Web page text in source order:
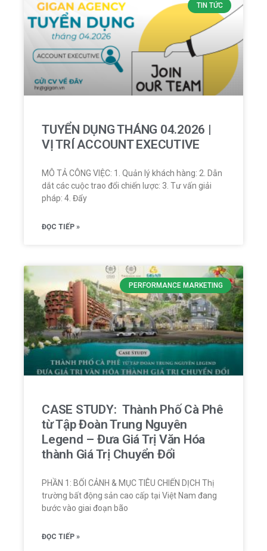
TIN TỨC
TUYỂN DỤNG THÁNG 04.2026 |
VỊ TRÍ ACCOUNT EXECUTIVE
MÔ TẢ CÔNG VIỆC: 1. Quản lý khách hàng: 2. Dẫn
dắt các cuộc trao đổi chiến lược: 3. Tư vấn giải
pháp: 4. Đẩy
ĐỌC TIẾP »
PERFORMANCE MARKETING
CASE STUDY: Thành Phố Cà Phê
từ Tập Đoàn Trung Nguyên
Legend – Đưa Giá Trị Văn Hóa
thành Giá Trị Chuyển Đổi
PHẦN 1: BỐI CẢNH & MỤC TIÊU CHIẾN DỊCH Thị
trường bất động sản cao cấp tại Việt Nam đang
bước vào giai đoạn bão
ĐỌC TIẾP »